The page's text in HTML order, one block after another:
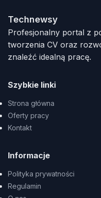
Technewsy
Profesjonalny portal z
tworzenia CV oraz
znaleźć idealną pracę.
Szybkie linki
Strona główna
Oferty pracy
Kontakt
Informacje
Polityka prywatności
Regulamin